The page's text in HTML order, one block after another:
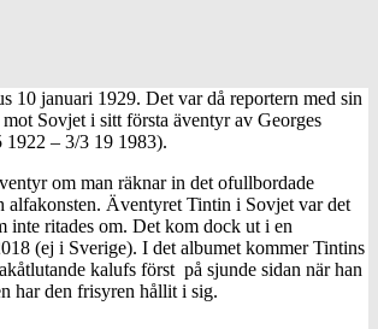
10 januari 1929. Det var då reportern med sin
Sovjet i sitt första äventyr av Georges
1922 – 3/3 19 1983).
om man räknar in det ofullbordade
alfakonsten. Äventyret Tintin i Sovjet var det
inte ritades om. Det kom dock ut i en
(ej i Sverige). I det albumet kommer Tintins
kalufs först på sjunde sidan när han
har den frisyren hållit i sig.